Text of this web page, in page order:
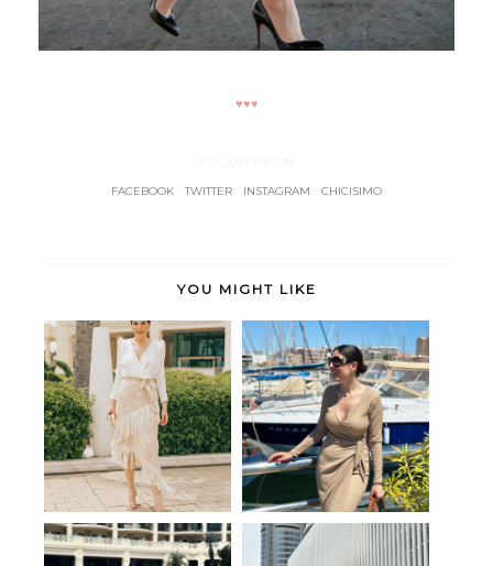
♥♥♥
FACEBOOK -TWITTER INSTAGRAM CHICISIMO
YOU MIGHT LIKE
Manila Gio